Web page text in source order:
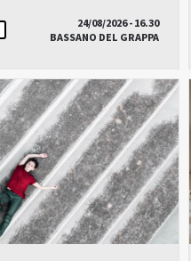
24/08/2026 - 16.30
BASSANO DEL GRAPPA